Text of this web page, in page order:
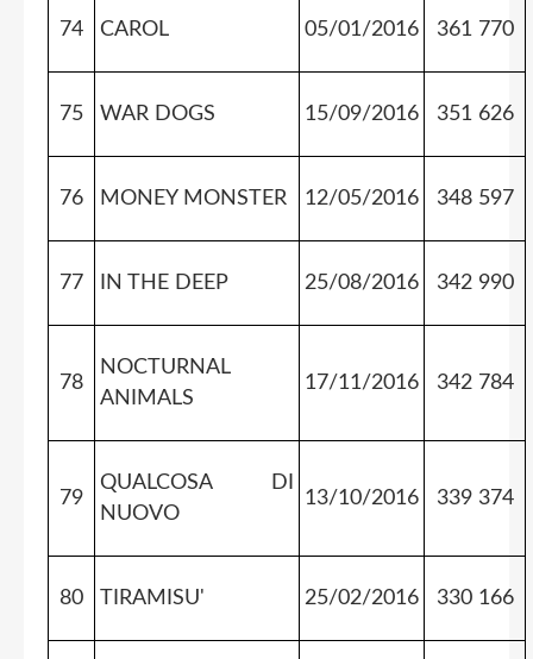
74 CAROL 05/01/2016 361 770
75 WAR DOGS 15/09/2016 351 626
76 MONEY MONSTER 12/05/2016 348 597
77 IN THE DEEP 25/08/2016 342 990
78
NOCTURNAL
ANIMALS
17/11/2016 342 784
79
QUALCOSA DI
NUOVO
13/10/2016 339 374
80 TIRAMISU' 25/02/2016 330 166